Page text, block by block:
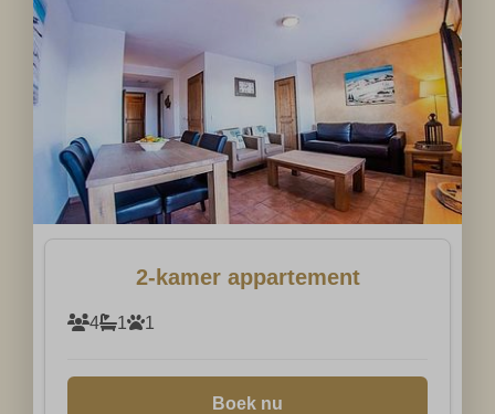
2-kamer appartement
4 1 1
Boek nu